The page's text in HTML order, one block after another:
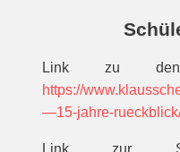
Link zu den
https://
—15-jahre-
Link zur